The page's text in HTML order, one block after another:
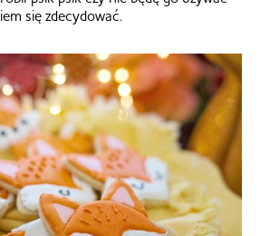
się zdecydować.